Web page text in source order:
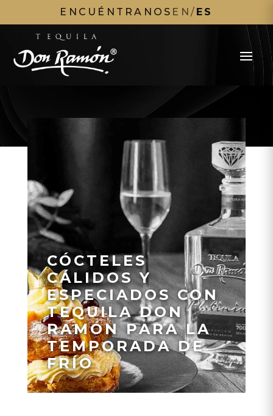
ENCUÉNTRANOS EN / ES
CÓCTELES
CÁLIDOS Y
ESPECIADOS CON
TEQUILA DON
RAMÓN PARA LA
TEMPORADA DE
FRÍO